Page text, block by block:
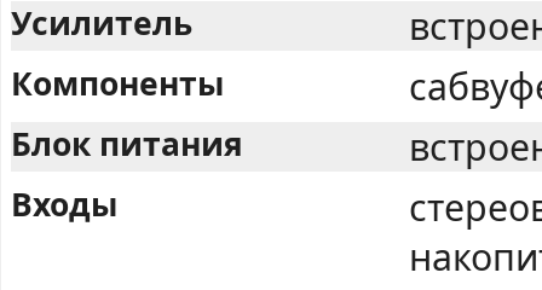
Усилитель
Компоненты
Блок питания
Входы